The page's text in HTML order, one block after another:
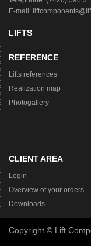
E-mail:
LIFTS
REFERENCE
Lifts references
Realization map
Photogallery
CLIENT AREA
Login
Overview of your orders
Downloads
Copyright © Lift